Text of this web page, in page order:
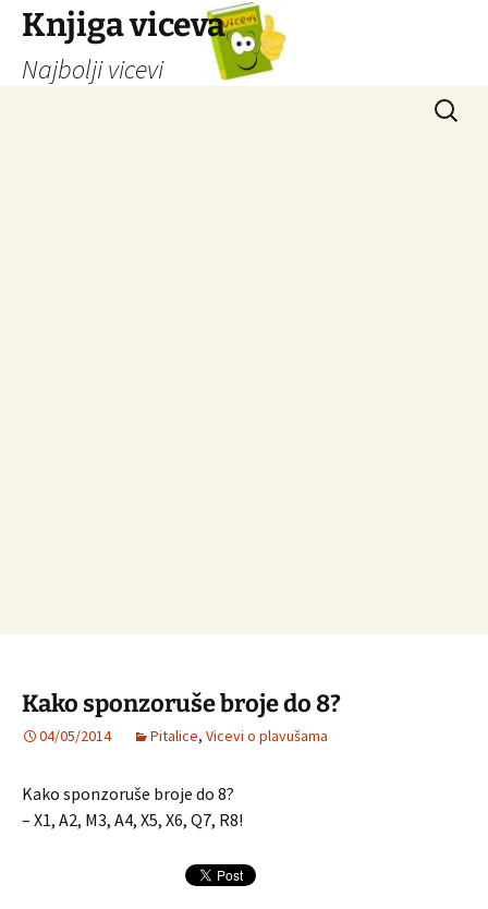
Knjiga viceva
Najbolji vicevi
Kako sponzoruše broje do 8?
04/05/2014 Pitalice, Vicevi o plavušama
Kako sponzoruše broje do 8?
– X1, A2, M3, A4, X5, X6, Q7, R8!